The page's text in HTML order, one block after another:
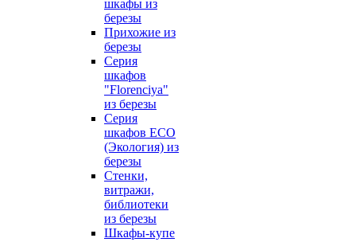
шкафы из
березы
Прихожие из
березы
Серия
шкафов
"Florenciya"
из березы
Серия
шкафов ECO
(Экология) из
березы
Стенки,
витражи,
библиотеки
из березы
Шкафы-купе